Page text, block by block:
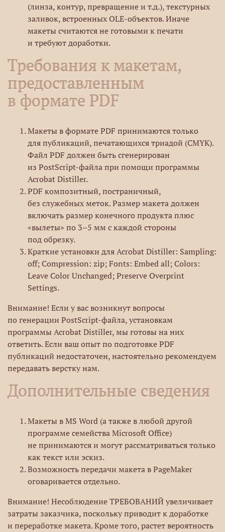
(линза, контур, превращение и т.д.), текстурных
заливок, встроенных OLE-объектов. Иначе
макеты считаются не готовыми к печати
и требуют доработки.
Требования к макетам,
предоставленным
в формате PDF
Макеты в формате PDF принимаются только
для публикаций, печатающихся триадой (CMYK).
Файл PDF должен быть сгенерирован
из PostScript-файла при помощи программы
Acrobat Distiller.
PDF композитный, постраничный,
без служебных меток. Размер макета должен
включать размер конечного продукта плюс
«вылеты» по 3–5 мм с каждой стороны
под обрезку.
Краткие установки для Acrobat Distiller: Sampling:
off; Compression: zip; Fonts: Embed all; Colors:
Leave Color Unchanged; Preserve Overprint
Settings.
Внимание! Если у вас возникнут вопросы
по генерации PostScript-файла, установкам
программы Acrobat Distiller, мы готовы на них
ответить. Если ваш опыт по подготовке PDF
публикаций недостаточен, настоятельно рекомендуем
передавать верстку нам.
Дополнительные сведения
Макеты в MS Word (а также в любой другой
программе семейства Microsoft Office)
не принимаются и могут рассматриваться только
как текст или эскиз.
Возможность передачи макета в PageMaker
оговаривается отдельно.
Внимание! Несоблюдение ТРЕБОВАНИЙ увеличивает
затраты заказчика, поскольку приводит к доработке
и переработке макета. Кроме того, растет вероятность